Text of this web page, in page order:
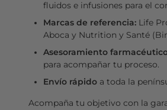
fluidos e infusiones para el
Marcas de referencia:Life
Aboca y Nutrition y Santé
Asesoramiento
para acompañar tu proceso.
Envío rápidoa toda la
Acompaña tu objetivo con la